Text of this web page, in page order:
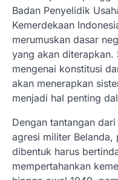
Badan Penyelidik
Kemerdekaan
merumuskan dasar
yang akan diterapkan.
mengenai konstitusi
akan menerapkan
menjadi hal penting
Dengan tantangan
agresi militer Belanda,
dibentuk harus
mempertahankan